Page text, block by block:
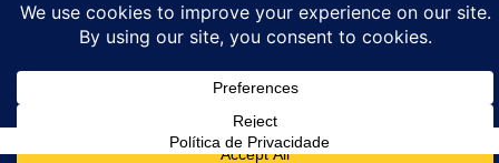
Peruano, com a mesma seriedade e com a mesma paixão.Leia Mais
Entre em contato conosco: comercial@futebolatino.com.br
Política de Privacidade